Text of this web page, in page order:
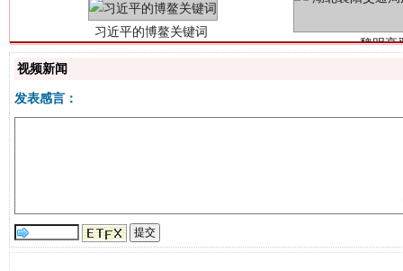
视频新闻
发表感言：